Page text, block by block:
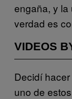
engaña, y la
verdad es
VIDEOS
Decidí
uno de